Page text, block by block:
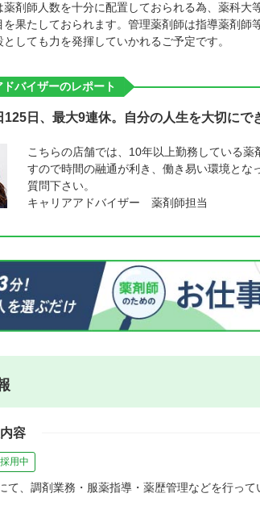
薬剤師人数を十分に配置しておられる為、薬科
を果たしておられます。管理薬剤師は指導薬剤
としても力を発揮していかれるご予定です。
ドバイザーのレポート
125日、最大9連休。自分の人生を大切にで
こちらの店舗では、10年以上勤務している
すので時間の融通が利き、働き易い環境と
質問下さい。
キャリアアドバイザー 薬剤師担当
容
用中
て、調剤業務・服薬指導・薬歴管理などを行って